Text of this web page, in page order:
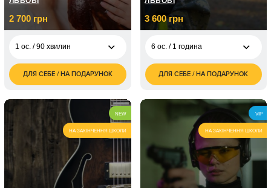
2 ос. / На одному
квадроциклі/2 години
2 700 грн
1 ос. / 90 хвилин
2 700
грн
ДЛЯ СЕБЕ / НА ПОДАРУНОК
3 600 грн
6 ос. / 1 година
3 600
грн
ДЛЯ СЕБЕ / НА ПОДАРУНОК
NEW
НА ЗАКІНЧЕННЯ ШКОЛИ
VIP
НА ЗАКІНЧЕННЯ ШКОЛИ